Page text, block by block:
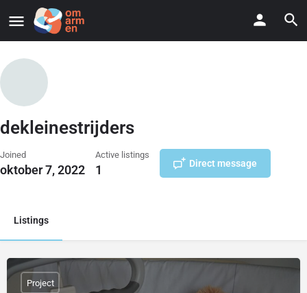
dekleinestrijders
Joined
oktober 7, 2022
Active listings
1 Direct message
Listings
Project